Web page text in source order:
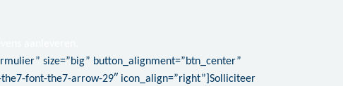
size=”big” button_alignment=”btn_center”
font-the7-arrow-29″ icon_align=”right”]Solliciteer